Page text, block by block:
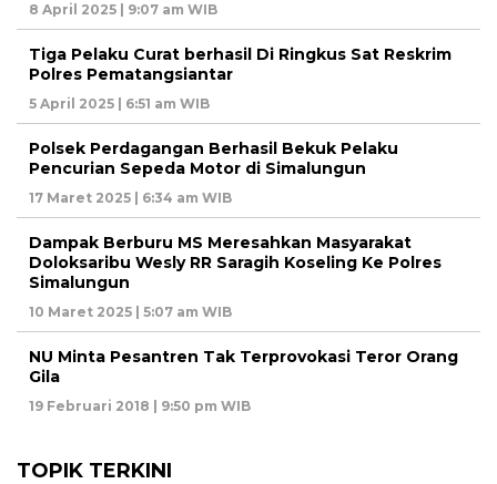
8 April 2025 | 9:07 am WIB
Tiga Pelaku Curat berhasil Di Ringkus Sat Reskrim
Polres Pematangsiantar
5 April 2025 | 6:51 am WIB
Polsek Perdagangan Berhasil Bekuk Pelaku
Pencurian Sepeda Motor di Simalungun
17 Maret 2025 | 6:34 am WIB
Dampak Berburu MS Meresahkan Masyarakat
Doloksaribu Wesly RR Saragih Koseling Ke Polres
Simalungun
10 Maret 2025 | 5:07 am WIB
NU Minta Pesantren Tak Terprovokasi Teror Orang
Gila
19 Februari 2018 | 9:50 pm WIB
TOPIK TERKINI